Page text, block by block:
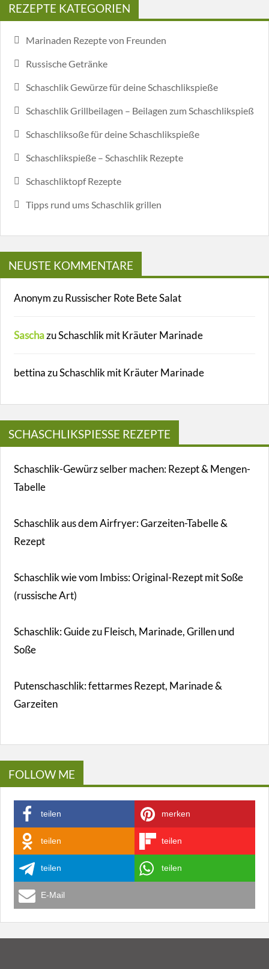
REZEPTE KATEGORIEN
Marinaden Rezepte von Freunden
Russische Getränke
Schaschlik Gewürze für deine Schaschlikspieße
Schaschlik Grillbeilagen – Beilagen zum Schaschlikspieß
Schaschliksoße für deine Schaschlikspieße
Schaschlikspieße – Schaschlik Rezepte
Schaschliktopf Rezepte
Tipps rund ums Schaschlik grillen
NEUSTE KOMMENTARE
AnonymzuRussischer Rote Bete Salat
SaschazuSchaschlik mit Kräuter Marinade
bettinazuSchaschlik mit Kräuter Marinade
SCHASCHLIKSPIESSE REZEPTE
Schaschlik-Gewürz selber machen: Rezept & Mengen-
Tabelle
Schaschlik aus dem Airfryer: Garzeiten-Tabelle &
Rezept
Schaschlik wie vom Imbiss: Original-Rezept mit Soße
(russische Art)
Schaschlik: Guide zu Fleisch, Marinade, Grillen und
Soße
Putenschaschlik: fettarmes Rezept, Marinade &
Garzeiten
FOLLOW ME
teilen merken
teilen teilen
teilen teilen
E-Mail